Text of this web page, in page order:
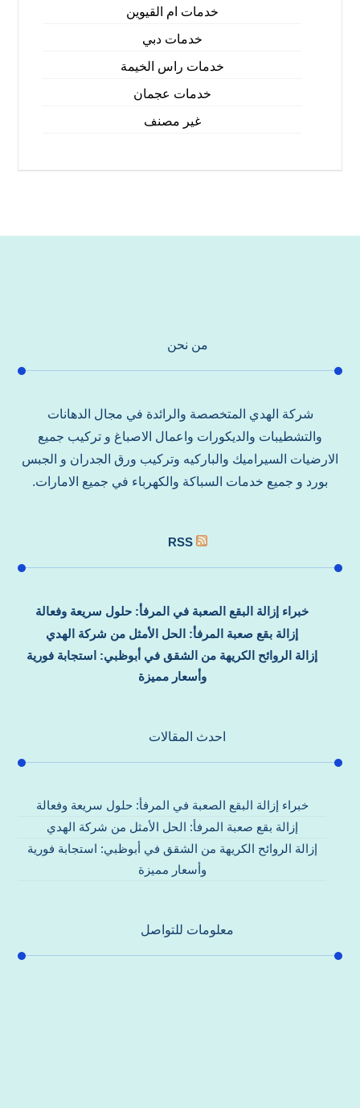
خدمات ام القيوين
خدمات دبي
خدمات راس الخيمة
خدمات عجمان
غير مصنف
من نحن
شركة الهدي المتخصصة والرائدة في مجال الدهانات
والتشطيبات والديكورات واعمال الاصباغ و تركيب جميع
الارضيات السيراميك والباركيه وتركيب ورق الجدران و الجبس
بورد و جميع خدمات السباكة والكهرباء في جميع الامارات.
RSS
خبراء إزالة البقع الصعبة في المرفأ: حلول سريعة وفعالة
إزالة بقع صعبة المرفأ: الحل الأمثل من شركة الهدي
إزالة الروائح الكريهة من الشقق في أبوظبي: استجابة فورية
وأسعار مميزة
احدث المقالات
خبراء إزالة البقع الصعبة في المرفأ: حلول سريعة وفعالة
إزالة بقع صعبة المرفأ: الحل الأمثل من شركة الهدي
إزالة الروائح الكريهة من الشقق في أبوظبي: استجابة فورية
وأسعار مميزة
معلومات للتواصل